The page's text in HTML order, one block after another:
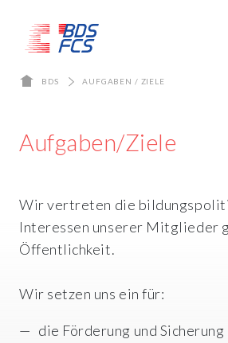
BDS AUFGABEN / ZIELE
Aufgaben/Ziele
Wir vertreten die
Interessen unserer Mitglieder
Öffentlichkeit.
Wir setzen uns ein für:
die Förderung und Sicherung